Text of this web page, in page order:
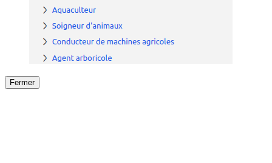
Fermer